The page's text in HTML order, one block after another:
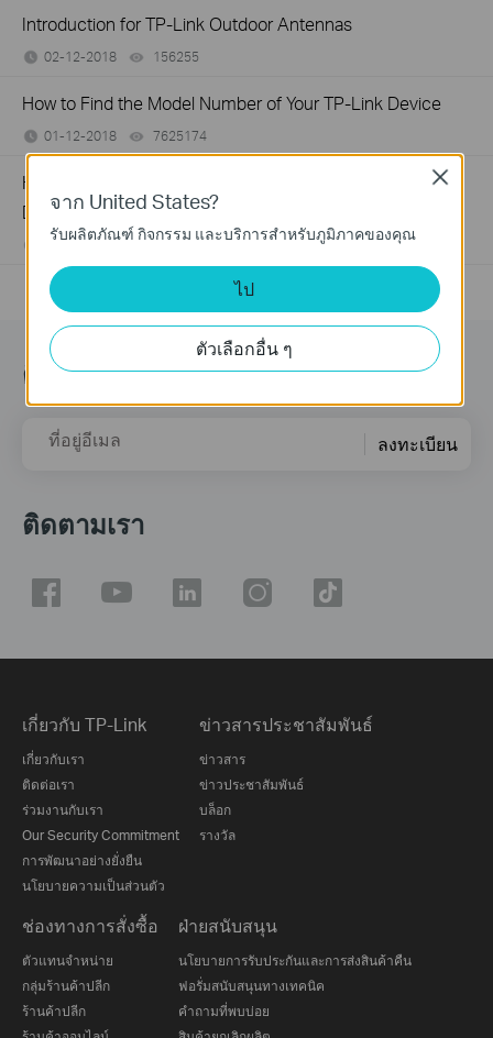
Introduction for TP-Link Outdoor Antennas
02-12-2018 156255
How to Find the Model Number of Your TP-Link Device
01-12-2018 7625174
How to Find the Serial Number (S/N) on Your TP-Link
Device
03-19-2013 489171views
ติดตามข้อมูลข่าวสาร
ที่อยู่อีเมล ลงทะเบียน
ติดตามเรา
เกี่ยวกับ TP-Link
เกี่ยวกับเรา
ติดต่อเรา
ร่วมงานกับเรา
Our Security Commitment
การพัฒนาอย่างยั่งยืน
นโยบายความเป็นส่วนตัว
ข่าวสารประชาสัมพันธ์
ข่าวสาร
ข่าวประชาสัมพันธ์
บล็อก
รางวัล
ช่องทางการสั่งซื้อ
ตัวแทนจำหน่าย
กลุ่มร้านค้าปลีก
ร้านค้าปลีก
ฝ่ายสนับสนุน
นโยบายการรับประกันและการส่งสินค้าคืน
ฟอรั่มสนับสนุนทางเทคนิค
คำถามที่พบบ่อย
จาก United States?
รับผลิตภัณฑ์ กิจกรรม และบริการสำหรับภูมิภาคของคุณ
ไป
ตัวเลือกอื่น ๆ
Close